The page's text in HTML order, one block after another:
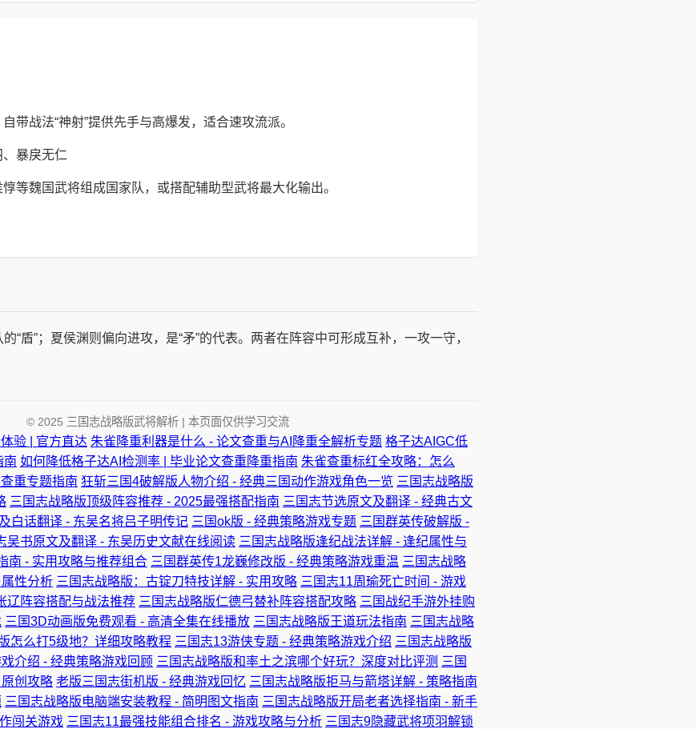
带战法“神射”提供先手与高爆发，适合速攻流派。
、暴戾无仁
等魏国武将组成国家队，或搭配辅助型武将最大化输出。
“盾”；夏侯渊则偏向进攻，是“矛”的代表。两者在阵容中可形成互补，一攻一守，
© 2025 三国志战略版武将解析 | 本页面仅供学习交流
验 | 官方直达 朱雀降重利器是什么 - 论文查重与AI降重全解析专题 格子达AIGC低
南 如何降低格子达AI检测率 | 毕业论文查重降重指南 朱雀查重标红全攻略：怎么
重专题指南 狂斩三国4破解版人物介绍 - 经典三国动作游戏角色一览 三国志战略版
三国志战略版顶级阵容推荐 - 2025最强搭配指南 三国志节选原文及翻译 - 经典古文
白话翻译 - 东吴名将吕子明传记 三国ok版 - 经典策略游戏专题 三国群英传破解版 -
吴书原文及翻译 - 东吴历史文献在线阅读 三国志战略版逢纪战法详解 - 逢纪属性与
南 - 实用攻略与推荐组合 三国群英传1龙巍修改版 - 经典策略游戏重温 三国志战略
性分析 三国志战略版：古锭刀特技详解 - 实用攻略 三国志11周瑜死亡时间 - 游戏
辽阵容搭配与战法推荐 三国志战略版仁德弓替补阵容搭配攻略 三国战纪手游外挂购
三国3D动画版免费观看 - 高清全集在线播放 三国志战略版王道玩法指南 三国志战略
怎么打5级地？详细攻略教程 三国志13游侠专题 - 经典策略游戏介绍 三国志战略版
介绍 - 经典策略游戏回顾 三国志战略版和率土之滨哪个好玩？深度对比评测 三国
创攻略 老版三国志街机版 - 经典游戏回忆 三国志战略版拒马与箭塔详解 - 策略指南
三国志战略版电脑端安装教程 - 简明图文指南 三国志战略版开局老者选择指南 - 新手
闯关游戏 三国志11最强技能组合排名 - 游戏攻略与分析 三国志9隐藏武将项羽解锁